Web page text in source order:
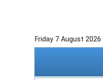
Friday 7 August 2026